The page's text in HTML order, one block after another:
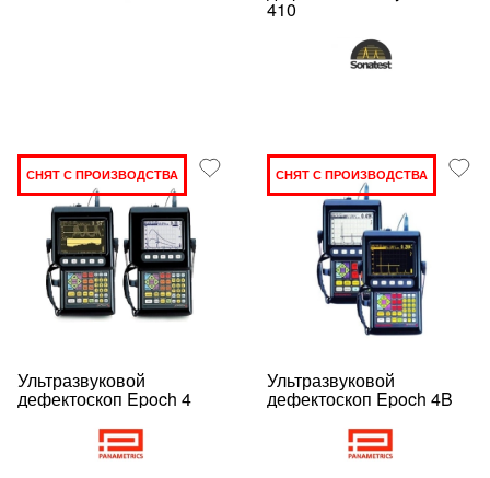
410
СНЯТ С ПРОИЗВОДСТВА
Ультразвуковой
дефектоскоп Epoch 4
СНЯТ С ПРОИЗВОДСТВА
Ультразвуковой
дефектоскоп Epoch 4B